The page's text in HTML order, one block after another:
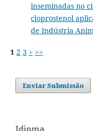
inseminadas no
cloprostenol
de Indústria
1 2 3 > >>
Enviar Submissão